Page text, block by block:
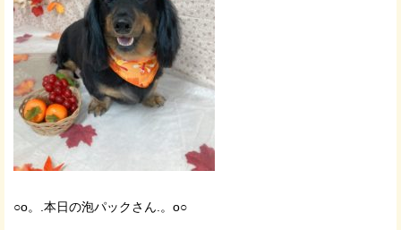
○o。.本日の泡パックさん.。o○